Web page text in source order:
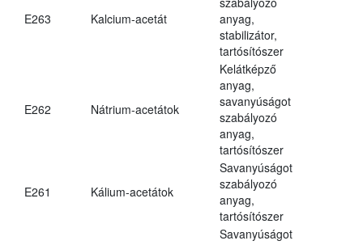
E263 Kalcium-acetát
anyag,
stabilizátor,
tartósítószer
E262 Nátrium-acetátok
Kelátképző
anyag,
savanyúságot
szabályozó
anyag,
tartósítószer
E261 Kálium-acetátok
Savanyúságot
szabályozó
anyag,
tartósítószer
Savanyúságot